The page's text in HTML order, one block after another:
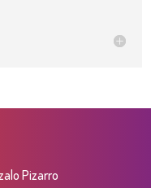
Pizarro